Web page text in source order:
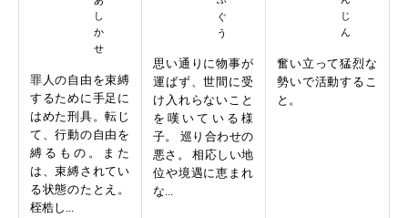
罪人の自由を束縛
するために手足に
はめた刑具。転じ
て、行動の自由を
縛るもの。また
は、束縛されてい
る状態のたとえ。
桎梏し...
思い通りに物事が
運ばず、世間に受
け入れらないこと
を嘆いている様
子。 巡り合わせの
悪さ。 相応しい地
位や境遇に恵まれ
な...
奮い立って猛烈な
勢いで活動するこ
と。